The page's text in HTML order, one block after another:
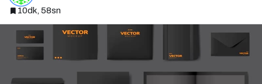
10dk, 58sn